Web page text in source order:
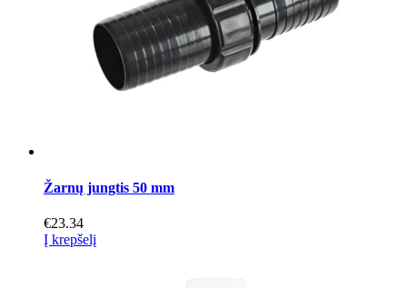
Žarnų jungtis 50 mm
€23.34
Į krepšelį